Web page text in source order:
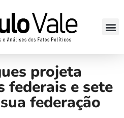
projeta
federais e sete
federação